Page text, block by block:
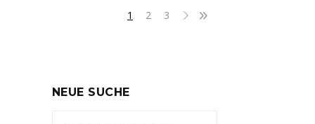
1 2 3
NEUE SUCHE